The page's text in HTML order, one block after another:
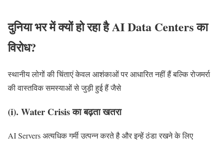
दुनिया भर में क्यों हो रहा है AI Data Centers का
विरोध?
स्थानीय लोगों की चिंताएं केवल आशंकाओं पर आधारित नहीं हैं बल्कि रोजमर्रा
की वास्तविक समस्याओं से जुड़ी हुई हैं जैसे
(i). Water Crisis का बढ़ता खतरा
AI Servers अत्यधिक गर्मी उत्पन्न करते है और इन्हें ठंडा रखने के लिए